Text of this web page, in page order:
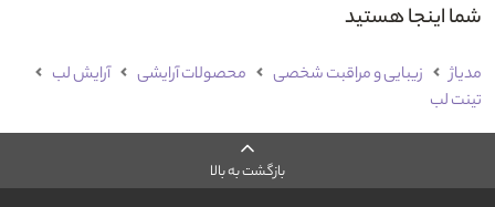
شما اینجا هستید
مدیاژ زیبایی و مراقبت شخصی محصولات آرایشی
آرایش لب
تینت لب
بازگشت به بالا